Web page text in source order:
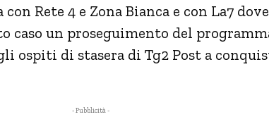
Rete 4 e Zona Bianca e con La7
caso un proseguimento del
ospiti di stasera di Tg2 Post a
- Pubblicità -